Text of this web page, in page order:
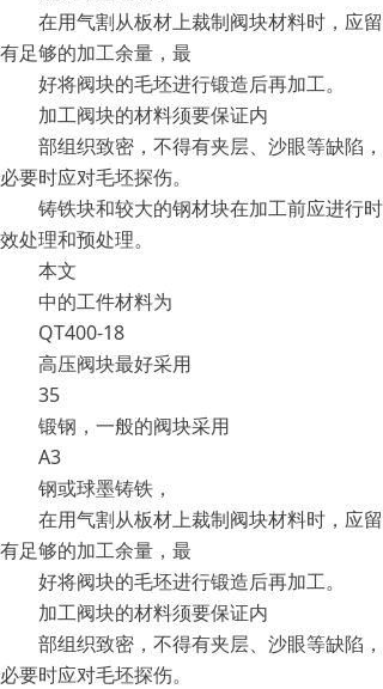
在用气割从板材上裁制阀块材料时，应留
有足够的加工余量，最
好将阀块的毛坯进行锻造后再加工。
加工阀块的材料须要保证内
部组织致密，不得有夹层、沙眼等缺陷，
必要时应对毛坯探伤。
铸铁块和较大的钢材块在加工前应进行时
效处理和预处理。
本文
中的工件材料为
QT400-18
高压阀块最好采用
35
锻钢，一般的阀块采用
A3
钢或球墨铸铁，
在用气割从板材上裁制阀块材料时，应留
有足够的加工余量，最
好将阀块的毛坯进行锻造后再加工。
加工阀块的材料须要保证内
部组织致密，不得有夹层、沙眼等缺陷，
必要时应对毛坯探伤。